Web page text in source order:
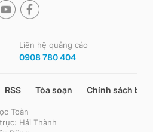
Liên hệ quảng cáo
0908 780 404
RSS Tòa soạn Chính sách bảo
Toàn
Hải Thành